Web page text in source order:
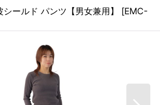
シールド パンツ【男女兼用】 [EMC-